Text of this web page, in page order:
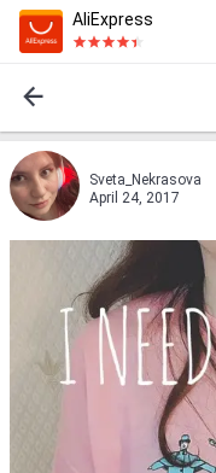
AliExpress
Sveta_Nekrasova
April 24, 2017